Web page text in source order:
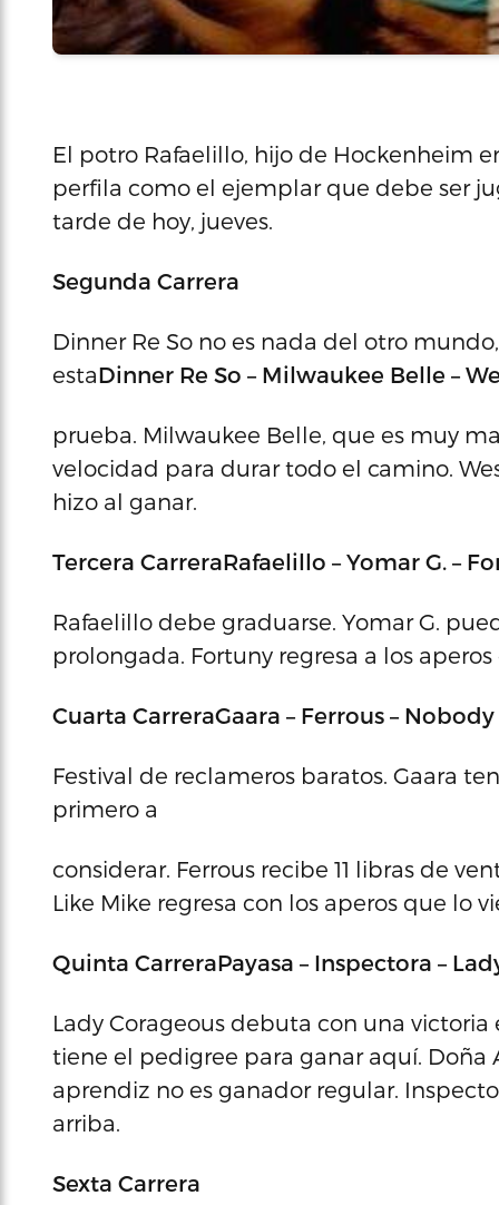
El potro Rafaelillo, hijo de Hockenheim
perfila como el ejemplar que debe ser
tarde de hoy, jueves.
Segunda Carrera
Dinner Re So no es nada del otro
estaDinner Re So – Milwaukee Belle –
prueba. Milwaukee Belle, que es muy
velocidad para durar todo el camino.
hizo al ganar.
Tercera CarreraRafaelillo – Yomar G. –
Rafaelillo debe graduarse. Yomar G.
prolongada. Fortuny regresa a los
Cuarta CarreraGaara – Ferrous –
Festival de reclameros baratos. Gaara
primero a
considerar. Ferrous recibe 11 libras de
Like Mike regresa con los aperos que lo
Quinta CarreraPayasa – Inspectora –
Lady Corageous debuta con una
tiene el pedigree para ganar aquí. Doña
aprendiz no es ganador regular.
arriba.
Sexta Carrera